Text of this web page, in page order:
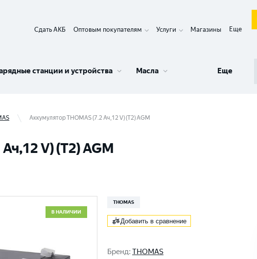
Сдать АКБ Оптовым покупателям Услуги Магазины Еще
станции и устройства Масла Еще
Аккумулятор THOMAS (7.2 Ач,12 V) (T2) AGM
V) (T2) AGM
В НАЛИЧИИ
THOMAS
Добавить в сравнение
Бренд: THOMAS